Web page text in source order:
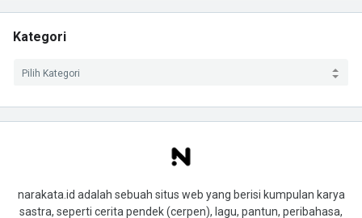
Kategori
narakata.id adalah sebuah situs web yang berisi kumpulan karya
sastra, seperti cerita pendek (cerpen), lagu, pantun, peribahasa,